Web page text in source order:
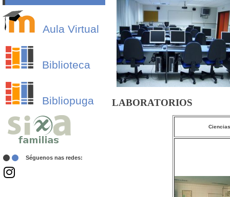
Aula Virtual
Biblioteca
Bibliopuga
Séguenos nas redes:
LABORATORIOS
Ciencias